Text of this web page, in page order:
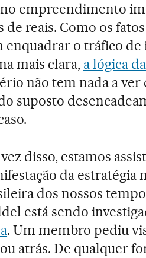
empreendimento
de reais. Como os
enquadrar o tráfico de
mais clara, a lógica
não tem nada a ver
suposto
disso, estamos
da estratégia
dos nossos
está sendo
. Um membro pediu
atrás. De qualquer